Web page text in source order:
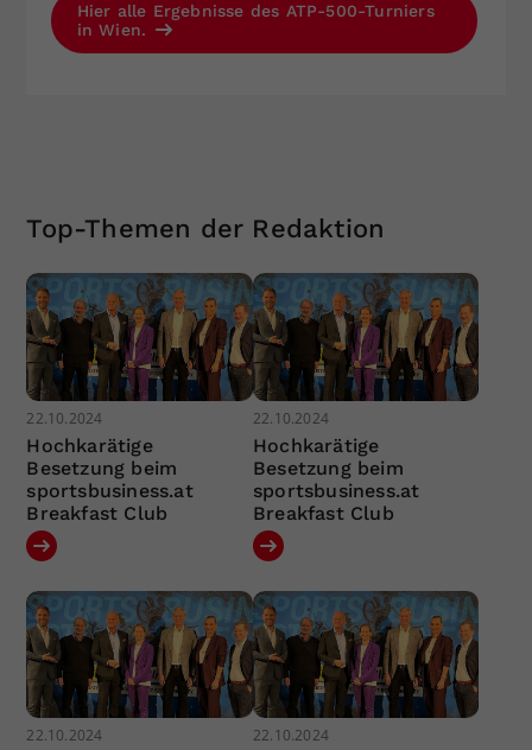
Hier alle Ergebnisse des ATP-500-Turniers
in Wien.
Top-Themen der Redaktion
22.10.2024
Hochkarätige
Besetzung beim
sportsbusiness.at
Breakfast Club
22.10.2024
Hochkarätige
Besetzung beim
sportsbusiness.at
Breakfast Club
22.10.2024 22.10.2024